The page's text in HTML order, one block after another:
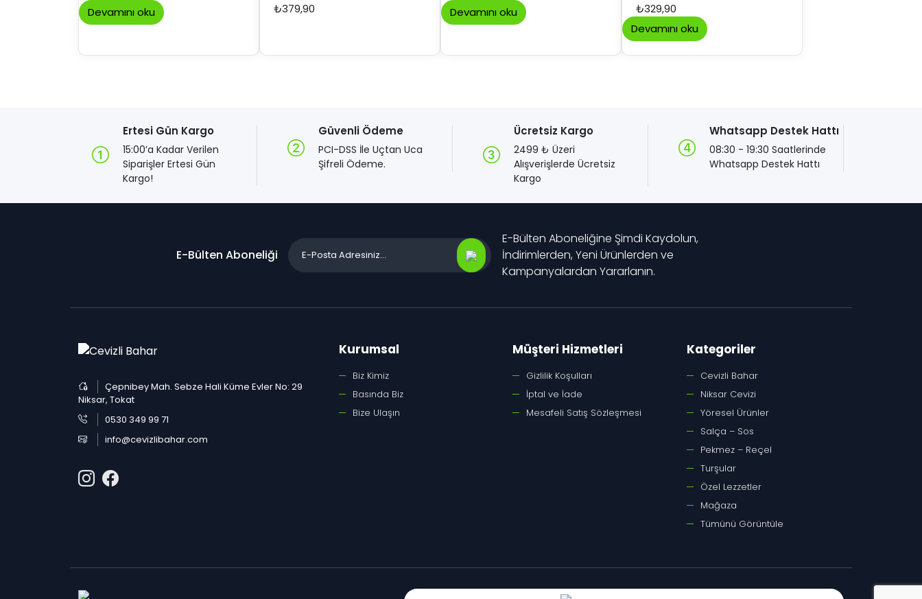
Devamını oku
₺379,90
Devamını oku
₺329,90
Devamını oku
Ertesi Gün Kargo
15:00’a Kadar Verilen
Siparişler Ertesi Gün
Kargo!
Güvenli Ödeme
PCI-DSS İle Uçtan Uca
Şifreli Ödeme.
Ücretsiz Kargo
2499 ₺ Üzeri
Alışverişlerde Ücretsiz
Kargo
Whatsapp Destek Hattı
08:30 - 19:30 Saatlerinde
Whatsapp Destek Hattı
E-Bülten Aboneliği
E-Bülten Aboneliğine Şimdi Kaydolun,
İndirimlerden, Yeni Ürünlerden ve
Kampanyalardan Yararlanın.
Çepnibey Mah. Sebze Hali Küme Evler No: 29
Niksar, Tokat
0530 349 99 71
info@cevizlibahar.com
Kurumsal
Biz Kimiz
Basında Biz
Bize Ulaşın
Müşteri Hizmetleri
Gizlilik Koşulları
İptal ve İade
Mesafeli Satış Sözleşmesi
Kategoriler
Cevizli Bahar
Niksar Cevizi
Yöresel Ürünler
Salça – Sos
Pekmez – Reçel
Turşular
Özel Lezzetler
Mağaza
Tümünü Görüntüle